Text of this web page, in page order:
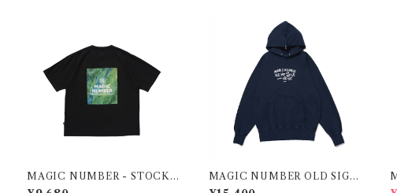
MAGIC NUMBER - STOCK L
OGO US COTTON S/S T-SHI
MAGIC NUMBER OLD SIGN
WASED ZIPHOOD SWEAT